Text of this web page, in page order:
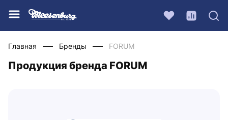
Главная Бренды FORUM
Продукция бренда FORUM